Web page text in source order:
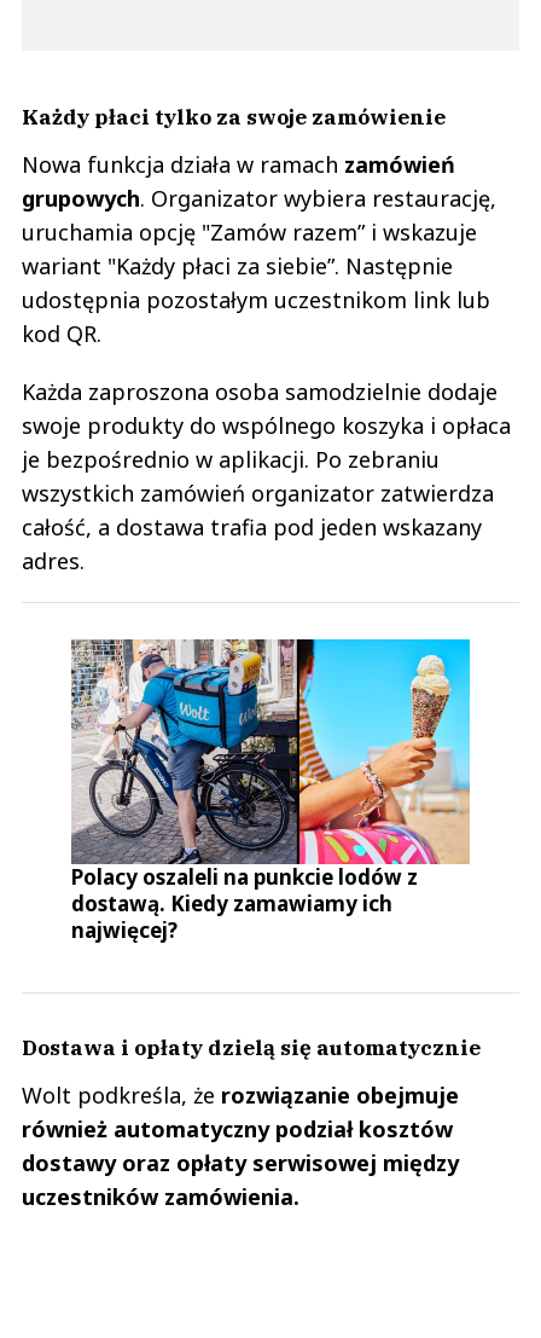
Każdy płaci tylko za swoje zamówienie
Nowa funkcja działa w ramach zamówień
grupowych. Organizator wybiera restaurację,
uruchamia opcję "Zamów razem” i wskazuje
wariant "Każdy płaci za siebie”. Następnie
udostępnia pozostałym uczestnikom link lub
kod QR.
Każda zaproszona osoba samodzielnie dodaje
swoje produkty do wspólnego koszyka i opłaca
je bezpośrednio w aplikacji. Po zebraniu
wszystkich zamówień organizator zatwierdza
całość, a dostawa trafia pod jeden wskazany
adres.
Polacy oszaleli na punkcie lodów z
dostawą. Kiedy zamawiamy ich
najwięcej?
Dostawa i opłaty dzielą się automatycznie
Wolt podkreśla, że rozwiązanie obejmuje
również automatyczny podział kosztów
dostawy oraz opłaty serwisowej między
uczestników zamówienia.